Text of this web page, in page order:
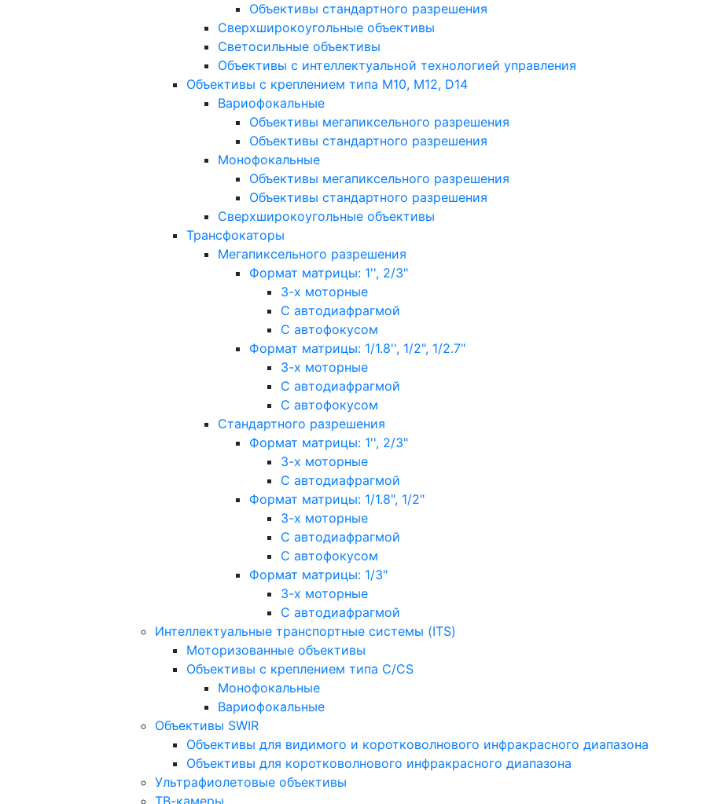
Объективы стандартного разрешения
Сверхширокоугольные объективы
Светосильные объективы
Объективы с интеллектуальной технологией управления
Объективы с креплением типа M10, M12, D14
Вариофокальные
Объективы мегапиксельного разрешения
Объективы стандартного разрешения
Монофокальные
Объективы мегапиксельного разрешения
Объективы стандартного разрешения
Сверхширокоугольные объективы
Трансфокаторы
Мегапиксельного разрешения
Формат матрицы: 1'', 2/3"
3-х моторные
С автодиафрагмой
С автофокусом
Формат матрицы: 1/1.8'', 1/2", 1/2.7"
3-х моторные
С автодиафрагмой
С автофокусом
Стандартного разрешения
Формат матрицы: 1'', 2/3"
3-х моторные
С автодиафрагмой
Формат матрицы: 1/1.8", 1/2"
3-х моторные
С автодиафрагмой
С автофокусом
Формат матрицы: 1/3"
3-х моторные
С автодиафрагмой
Интеллектуальные транспортные системы (ITS)
Моторизованные объективы
Объективы с креплением типа C/CS
Монофокальные
Вариофокальные
Объективы SWIR
Объективы для видимого и коротковолнового инфракрасного диапазона
Объективы для коротковолнового инфракрасного диапазона
Ультрафиолетовые объективы
ТВ-камеры